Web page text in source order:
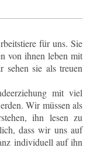
für uns. Sie
von ihnen leben mit
sie als treuen
mit viel
Wir müssen als
ihn lesen zu
dass wir uns auf
individuell auf ihn